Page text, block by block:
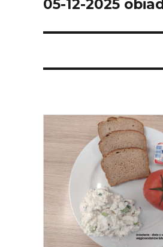
Next
05-12-2025 obiad